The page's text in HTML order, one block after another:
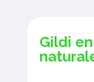
Gildi